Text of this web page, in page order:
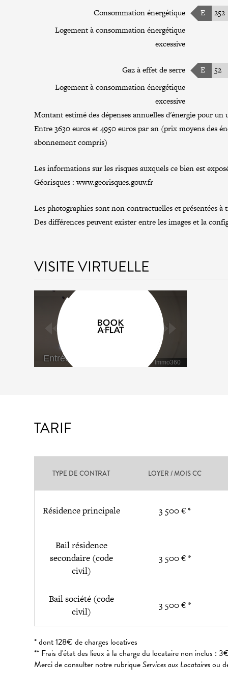
Consommation énergétique E
252
Logement à consommation énergétique
excessive
Gaz à effet de serre E
52
Logement à consommation énergétique
excessive
Montant estimé des dépenses annuelles d'énergie pour un
Entre 3630 euros et 4950 euros par an (prix moyens des
abonnement compris)
Les informations sur les risques auxquels ce bien est
Géorisques :www.georisques.gouv.fr
Les photographies sont non contractuelles et présentées
Des différences peuvent exister entre les images et la
VISITE VIRTUELLE
TARIF
TYPE DE CONTRAT LOYER / MOIS CC
Résidence principale 3 500 € *
Bail résidence
secondaire (code
civil)
3 500 € *
Bail société (code
civil)
3 500 € *
* dont 128€ de charges locatives
** Frais d'état des lieux à la charge du locataire non inclus :
Merci de consulter notre rubriqueServices aux Locatairesou